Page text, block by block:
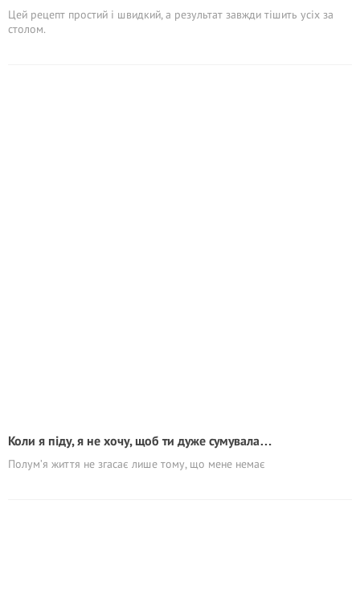
Цей рецепт простий і швидкий, а результат завжди тішить усіх за
столом.
Коли я піду, я не хочу, щоб ти дуже сумувала…
Полум’я життя не згасає лише тому, що мене немає